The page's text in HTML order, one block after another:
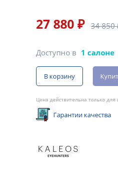
27 880 ₽ 34 850
Доступно в 1 салоне
В корзину
Цена действительна только
Гарантии качества